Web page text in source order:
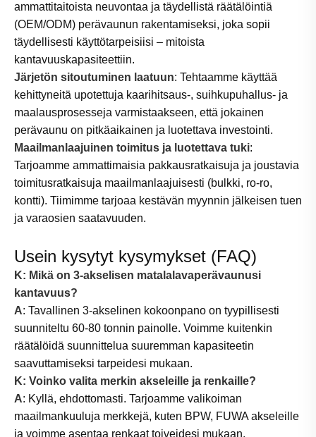
ammattitaitoista neuvontaa ja täydellistä räätälöintiä
(OEM/ODM) perävaunun rakentamiseksi, joka sopii
täydellisesti käyttötarpeisiisi – mitoista
kantavuuskapasiteettiin.
Järjetön sitoutuminen laatuun: Tehtaamme käyttää
kehittyneitä upotettuja kaarihitsaus-, suihkupuhallus- ja
maalausprosesseja varmistaakseen, että jokainen
perävaunu on pitkäaikainen ja luotettava investointi.
Maailmanlaajuinen toimitus ja luotettava tuki:
Tarjoamme ammattimaisia ​​pakkausratkaisuja ja joustavia
toimitusratkaisuja maailmanlaajuisesti (bulkki, ro-ro,
kontti). Tiimimme tarjoaa kestävän myynnin jälkeisen tuen
ja varaosien saatavuuden.
Usein kysytyt kysymykset (FAQ)
K: Mikä on 3-akselisen matalalavaperävaunusi
kantavuus?
A: Tavallinen 3-akselinen kokoonpano on tyypillisesti
suunniteltu 60-80 tonnin painolle. Voimme kuitenkin
räätälöidä suunnittelua suuremman kapasiteetin
saavuttamiseksi tarpeidesi mukaan.
K: Voinko valita merkin akseleille ja renkaille?
A: Kyllä, ehdottomasti. Tarjoamme valikoiman
maailmankuuluja merkkejä, kuten BPW, FUWA akseleille
ja voimme asentaa renkaat toiveidesi mukaan.